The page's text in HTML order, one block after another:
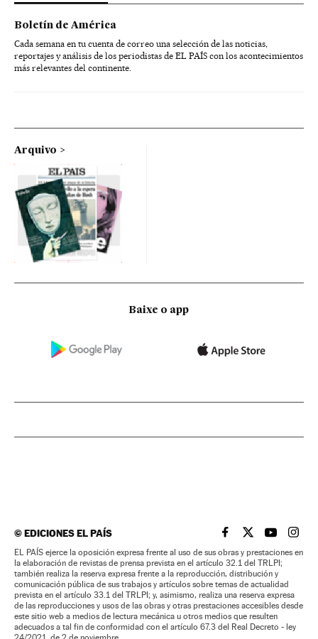
Boletín de América
Cada semana en tu cuenta de correo una selección de las noticias,
reportajes y análisis de los periodistas de EL PAÍS con los acontecimientos
más relevantes del continente.
Arquivo
Baixe o app
©EDICIONES EL PAÍS EL PAÍS BRASIL EN
EL PAÍSEL PAÍS
EL
EL PAÍS ejerce la oposición expresa frente al uso de sus obras y prestaciones en
la elaboración de revistas de prensa prevista en el artículo 32.1 del TRLPI;
también realiza la reserva expresa frente a la reproducción, distribución y
comunicación pública de sus trabajos y artículos sobre temas de actualidad
prevista en el artículo 33.1 del TRLPI; y, asimismo, realiza una reserva expresa
de las reproducciones y usos de las obras y otras prestaciones accesibles desde
este sitio web a medios de lectura mecánica u otros medios que resulten
adecuados a tal fin de conformidad con el artículo 67.3 del Real Decreto - ley